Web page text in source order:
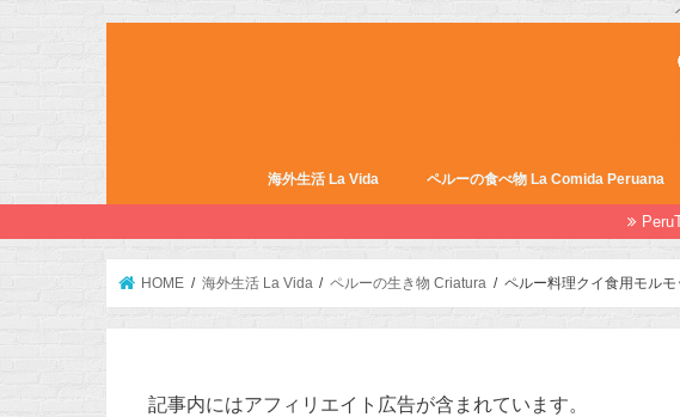
海外生活 La Vida ペルーの食べ物 La Comida Peruana
HOME 海外生活 La Vida ペルーの生き物 Criatura ペルー料理クイ食用モル
記事内にはアフィリエイト広告が含まれています。